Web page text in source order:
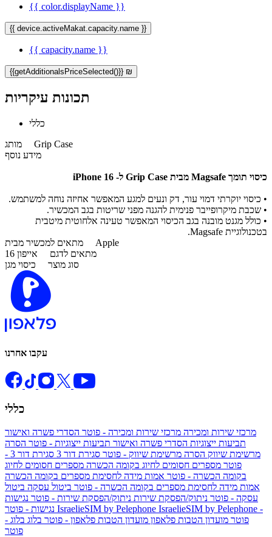
{{ color.displayName }}
{{ device.activeMakat.capacity.name }}
{{ capacity.name }}
{{getAdditionalsPriceSelected()}} ₪
תכונות עיקריות
כללי
מותג Grip Case
מידע נוסף
כיסוי תומך Magsafe מבית Grip Case ל- iPhone 16
• כיסוי יוקרתי דמוי עור, דק ונעים למגע המאפשר אחיזה נוחה למשתמש.
• שכבת מיקרופייבר פנימית להגנה מפני שריטות בגב המכשיר.
• כולל מגנט מובנה בגב הכיסוי המאפשר טעינה אלחוטית מיטבית
בטכנולוגיית Magsafe.
מתאים למכשיר מבית Apple
מתאים לדגם אייפון 16
סוג מוצר כיסוי מגן
עקבו אחרנו
כללי
מרכזי שירות ומכירה מרכזי שירות ומכירה - פוטר הסדרי פשרה ואישור
תביעות ייצוגיות הסדרי פשרה ואישור תביעות ייצוגיות - פוטר הסרה
מרשימת שיווק הסרה מרשימת שיווק - פוטר סגירת דור 3
סגירת דור 3 -
פוטר מספרים חסומים לחיוג בקומה הכשרה מספרים חסומים לחיוג
בקומה הכשרה - פוטר אמות מידה לחסימת מספרים בקומה הכשרה
אמות מידה לחסימת מספרים בקומה הכשרה - פוטר ביטול עסקה ביטול
עסקה - פוטר ניתוק/הפסקת שירות ניתוק/הפסקת שירות - פוטר נגישות
IsraelieSIM by Pelephone IsraelieSIM by Pelephone -
פוטר מועדון הטבות פלאפון מועדון הטבות פלאפון - פוטר בלוג בלוג -
פוטר